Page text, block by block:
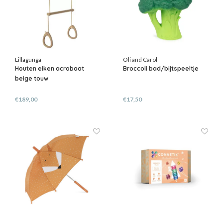
Lillagunga
Houten eiken acrobaat
beige touw
€189,00
Oli and Carol
Broccoli bad/bijtspeeltje
€17,50